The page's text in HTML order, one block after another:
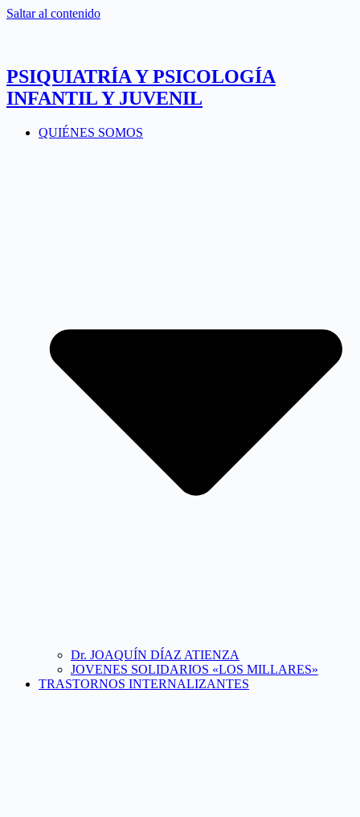
Saltar al contenido
PSIQUIATRÍA Y PSICOLOGÍA
INFANTIL Y JUVENIL
QUIÉNES SOMOS
Dr. JOAQUÍN DÍAZ ATIENZA
JOVENES SOLIDARIOS «LOS MILLARES»
TRASTORNOS INTERNALIZANTES